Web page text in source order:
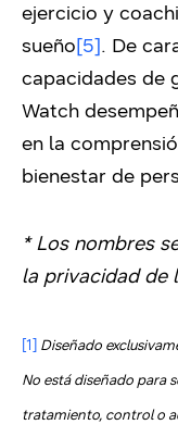
ejercicio y
sueño[5]. De
capacidades de
Watch
en la
bienestar de
* Los nombres
la privacidad de
[1]
Diseñado
No está diseñado para
tratamiento, control o